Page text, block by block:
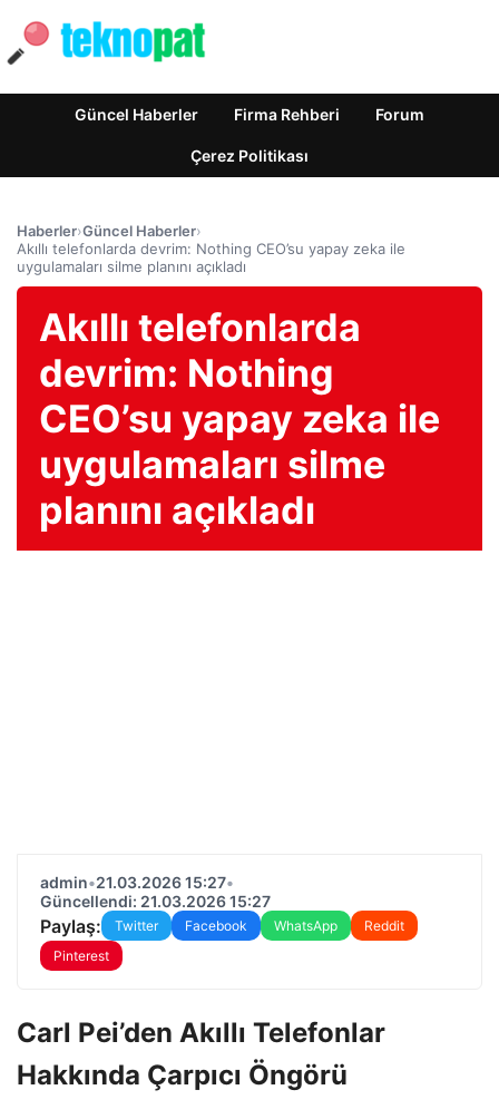
Güncel Haberler Firma Rehberi Forum
Çerez Politikası
Haberler›Güncel Haberler›
Akıllı telefonlarda devrim: Nothing CEO’su yapay zeka ile
uygulamaları silme planını açıkladı
Akıllı telefonlarda
devrim: Nothing
CEO’su yapay zeka ile
uygulamaları silme
planını açıkladı
admin•21.03.2026 15:27•
Güncellendi: 21.03.2026 15:27
Paylaş: Twitter Facebook WhatsApp
Reddit
Pinterest
Carl Pei’den Akıllı Telefonlar
Hakkında Çarpıcı Öngörü